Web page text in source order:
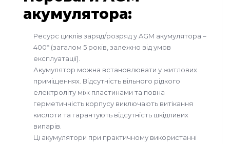
акумулятора:
Ресурс циклів заряд/розряд у AGM акумулятора –
400* (загалом 5 років, залежно від умов
експлуатації).
Акумулятор можна встановлювати у житлових
приміщеннях. Відсутність вільного рідкого
електроліту між пластинами та повна
герметичність корпусу виключають витікання
кислоти та гарантують відсутність шкідливих
випарів.
Ці акумулятори при практичному використанні